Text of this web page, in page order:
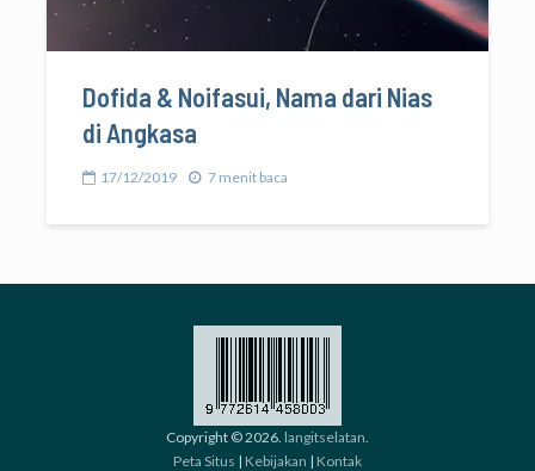
Dofida & Noifasui, Nama dari Nias
di Angkasa
17/12/2019 7 menit baca
Copyright © 2026. langitselatan
Peta Situs | Kebijakan | Kontak